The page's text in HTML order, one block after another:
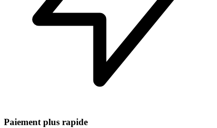
Paiement plus rapide